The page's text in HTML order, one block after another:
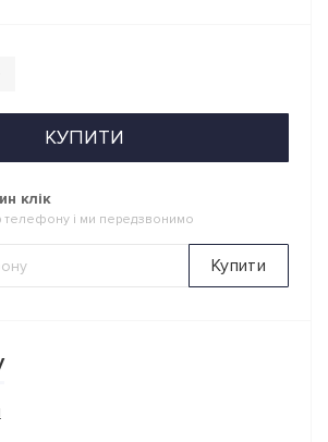
КУПИТИ
клік
телефону і ми передзвонимо
Купити